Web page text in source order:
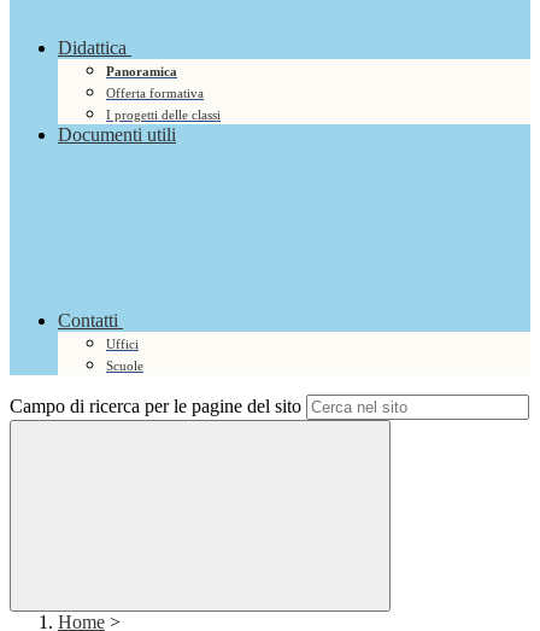
Didattica
Panoramica
Offerta formativa
I progetti delle classi
Documenti utili
Contatti
Uffici
Scuole
Campo di ricerca per le pagine del sito
Home >